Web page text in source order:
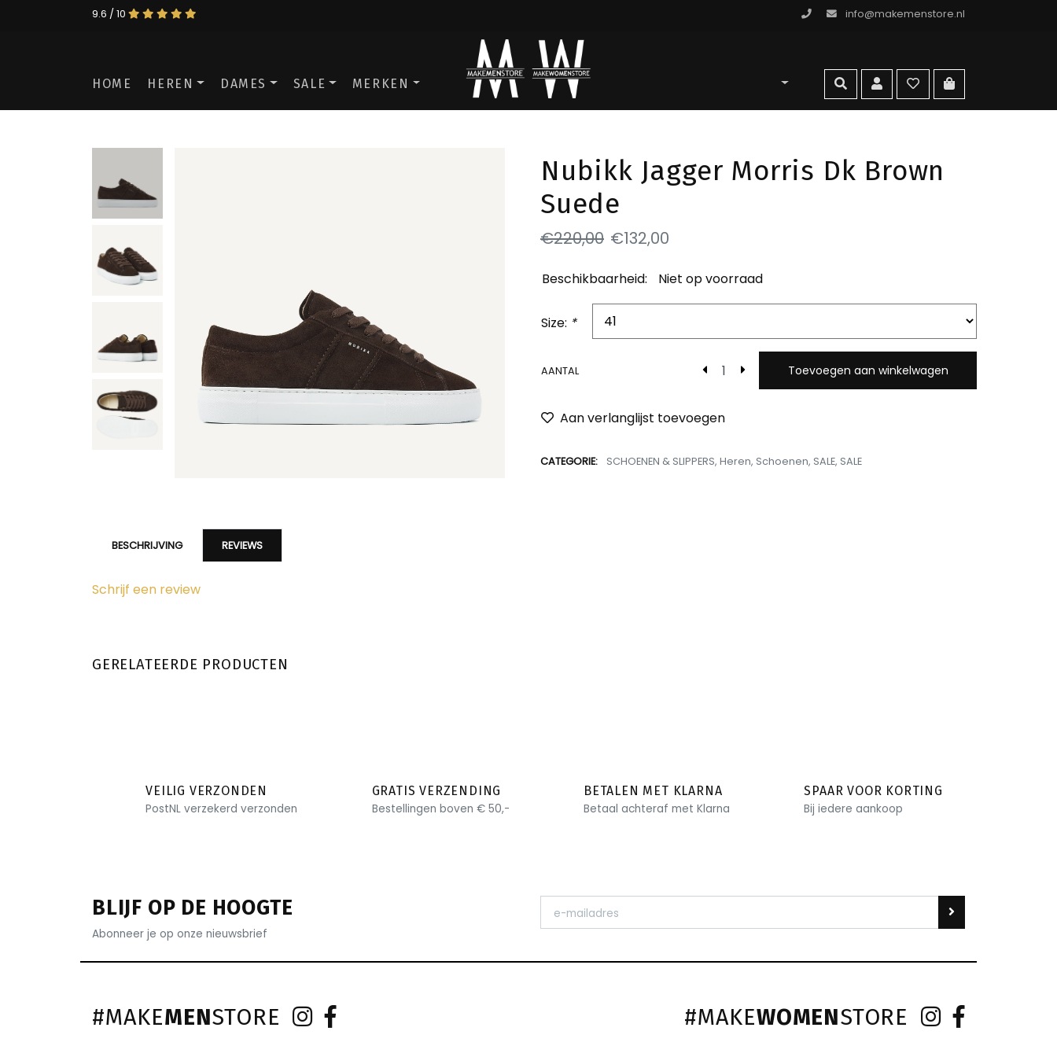
9.6 / 10 info@makemenstore.nl
ga naar de men store
HOME HEREN DAMES SALE MERKEN zoekenaccountwishlistga naar
Nubikk Jagger Morris Dk Brown
Suede
€220,00 €132,00
Beschikbaarheid: Niet op voorraad
Size: *
AANTAL Toevoegen aan winkelwagen
Aan verlanglijst toevoegen
CATEGORIE: SCHOENEN & SLIPPERS, Heren, Schoenen, SALE, SALE
BESCHRIJVING REVIEWS
Schrijf een review
GERELATEERDE PRODUCTEN
VEILIG VERZONDEN
PostNL verzekerd verzonden
GRATIS VERZENDING
Bestellingen boven € 50,-
BETALEN MET KLARNA
Betaal achteraf met Klarna
SPAAR VOOR KORTING
Bij iedere aankoop
BLIJF OP DE HOOGTE
Abonneer je op onze nieuwsbrief
#MAKEMENSTORE #MAKEWOMENSTORE